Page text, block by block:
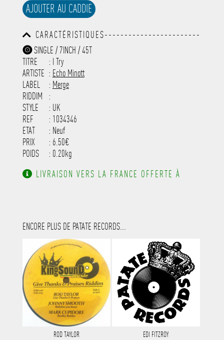
AJOUTER AU CADDIE
CARACTÉRISTIQUES------------------------
-----------------------------------------
-----------------------------------------
-----------------------------------------
-----------------------------------------
---------------------
SINGLE / 7INCH / 45T
TITRE
: I Try
ARTISTE : Echo Minott
LABEL
: Merge
RIDDIM
:
STYLE
: UK
REF
: 1034346
ETAT
: Neuf
PRIX
: 6.50€
POIDS
: 0.20kg
LIVRAISON VERS LA FRANCE OFFERTE À
ENCORE PLUS DE PATATE RECORDS...
ROD TAYLOR
EDI FITZROY